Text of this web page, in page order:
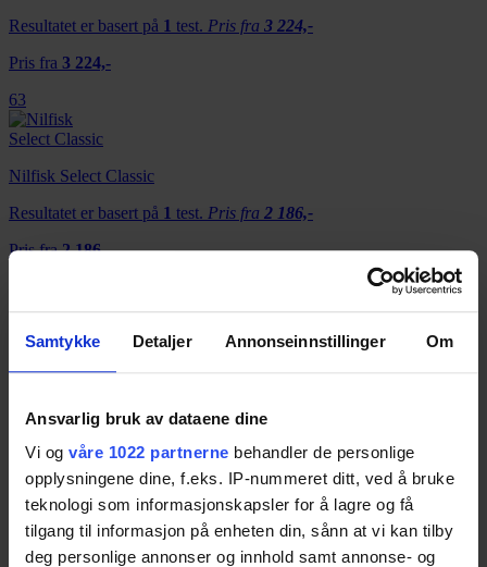
Samtykke Detaljer Annonseinnstillinger Om
Ansvarlig bruk av dataene dine
Vi og våre 1022 partnerne behandler de personlige
opplysningene dine, f.eks. IP-nummeret ditt, ved å bruke
teknologi som informasjonskapsler for å lagre og få
tilgang til informasjon på enheten din, sånn at vi kan tilby
deg personlige annonser og innhold samt annonse- og
Resultatet er basert på 1 test. Pris fra 3 224,-
Pris fra 3 224,-
63
Nilfisk Select Classic
Resultatet er basert på 1 test. Pris fra 2 186,-
Pris fra2 186,-
Resultatet er basert på1test.
Philips PowerPro Expert FC9729